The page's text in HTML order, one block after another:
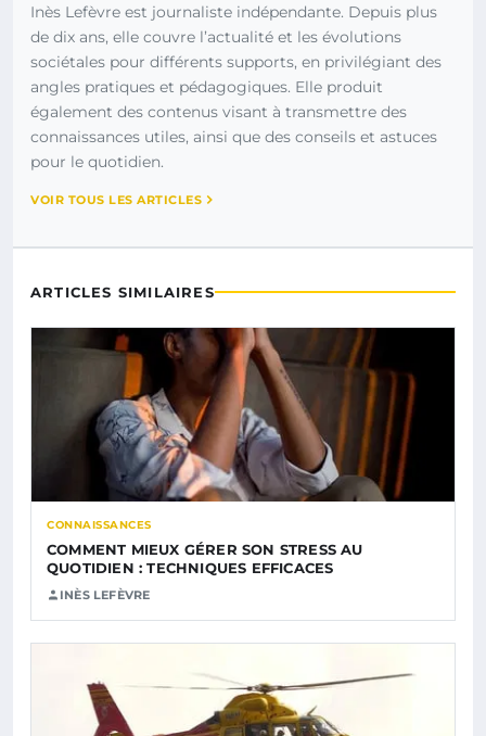
Inès Lefèvre est journaliste indépendante. Depuis plus
de dix ans, elle couvre l’actualité et les évolutions
sociétales pour différents supports, en privilégiant des
angles pratiques et pédagogiques. Elle produit
également des contenus visant à transmettre des
connaissances utiles, ainsi que des conseils et astuces
pour le quotidien.
VOIR TOUS LES ARTICLES
ARTICLES SIMILAIRES
CONNAISSANCES
COMMENT MIEUX GÉRER SON STRESS AU
QUOTIDIEN : TECHNIQUES EFFICACES
INÈS LEFÈVRE